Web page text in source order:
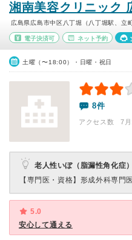
湘南美容クリニック
広島県広島市中区八丁堀（八丁堀駅、立
電子決済可 ネット予約
土曜（〜18:00）・日曜・祝日
8件
アクセス数 7月:
老人性いぼ（脂漏性角化症
【専門医・資格】 形成外科専門医
5.0
安心して通える